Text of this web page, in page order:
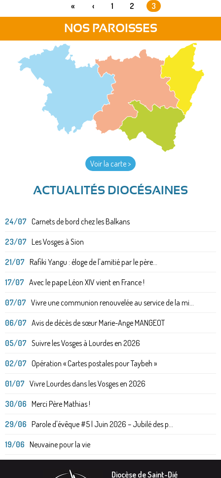
« ‹ 1 2 3
NOS PAROISSES
Voir la carte >
ACTUALITÉS DIOCÉSAINES
24/07 Carnets de bord chez les Balkans
23/07 Les Vosges à Sion
21/07 Rafiki Yangu : éloge de l'amitié par le père...
17/07 Avec le pape Léon XIV vient en France !
07/07 Vivre une communion renouvelée au service de la mi...
06/07 Avis de décès de sœur Marie-Ange MANGEOT
05/07 Suivre les Vosges à Lourdes en 2026
02/07 Opération « Cartes postales pour Taybeh »
01/07 Vivre Lourdes dans les Vosges en 2026
30/06 Merci Père Mathias !
29/06 Parole d'évêque #5 | Juin 2026 – Jubilé des p...
19/06 Neuvaine pour la vie
Diocèse de Saint-Dié